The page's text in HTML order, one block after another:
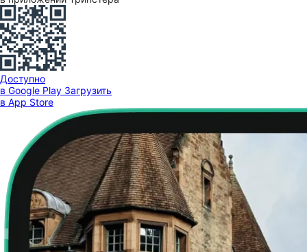
Доступно
в Google Play Загрузить
в App Store